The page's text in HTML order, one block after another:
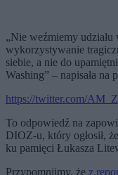
„Nie weźmiemy
wykorzystywanie
siebie, a nie do
Washing” – napisała
https://twitter.com/
To odpowiedź na
DIOZ-u, który ogłosił,
ku pamięci Łukasza
Przypomnijmy, że z